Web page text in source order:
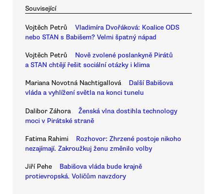
Související
Vojtěch Petrů
Vladimíra Dvořáková: Koalice ODS
nebo STAN s Babišem? Velmi špatný nápad
Vojtěch Petrů
Nově zvolené poslankyně Pirátů
a STAN chtějí řešit sociální otázky i klima
Mariana Novotná Nachtigallová
Další Babišova
vláda a vyhlížení světla na konci tunelu
Dalibor Záhora
Ženská vlna dostihla technology
moci v Pirátské straně
Fatima Rahimi
Rozhovor: Zhrzené postoje nikoho
nezajímají. Zakroužkuj ženu změnilo volby
Jiří Pehe
Babišova vláda bude krajně
protievropská. Voličům navzdory